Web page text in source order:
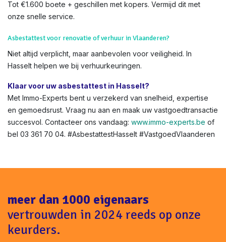
Tot €1.600 boete + geschillen met kopers. Vermijd dit met
onze snelle service.
Asbestattest voor renovatie of verhuur in Vlaanderen?
Niet altijd verplicht, maar aanbevolen voor veiligheid. In
Hasselt helpen we bij verhuurkeuringen.
Klaar voor uw asbestattest in Hasselt?
Met Immo-Experts bent u verzekerd van snelheid, expertise
en gemoedsrust. Vraag nu aan en maak uw vastgoedtransactie
succesvol. Contacteer ons vandaag: www.immo-experts.be of
bel 03 361 70 04. #AsbestattestHasselt #VastgoedVlaanderen
meer dan 1000 eigenaars
vertrouwden in 2024 reeds op onze
keurders.